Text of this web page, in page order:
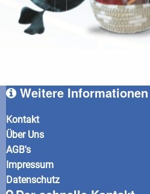
Weitere Informationen
Kontakt
Über Uns
AGB's
Impressum
Datenschutz